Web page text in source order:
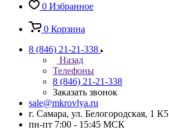
0 Избранное
0 Корзина
8 (846) 21-21-338
Назад
Телефоны
8 (846) 21-21-338
Заказать звонок
sale@mkrovlya.ru
г. Самара, ул. Белогородская, 1 К5
пн-пт 7:00 - 15:45 МСК